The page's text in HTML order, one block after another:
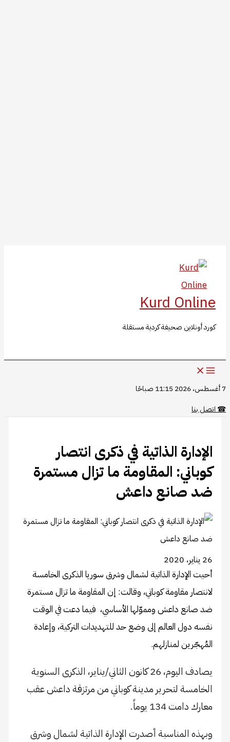
المحتوى
Kurd Online
كورد أونلاين صحيفة كردية مستقلة
7 أغسطس، 2026 11:15 صباحًا
☎اتصل بنا
​​​​​​​الإدارة الذاتية في ذكرى انتصار
كوباني: المقاومة ما تزال مستمرة
ضد صانع داعش
26 يناير، 2020
أحيت الإدارة الذاتية لشمال وشرق سوريا الذكرى الخامسة
لانتصار مقاومة كوباني، وقالت: إن المقاومة ما تزال مستمرة
ضد صانع داعش ومموّلها الأساسي، فيما دعت في الوقت
نفسه دول العالم إلى وضع حد للتهديدات التركية، وإعادة
المُهجّرين لمنازلهم.
يصادف اليوم، 26 كانون الثاني/يناير، الذكرى السنوية
الخامسة لتحرير مدينة كوباني من مرتزقة داعش عقب
معارك دامت 134 يوماً.
وبهذه المناسبة أصدرت الإدارة الذاتية لشمال وشرق